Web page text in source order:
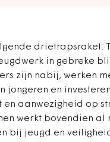
drietrapsraket.
in gebreke
zijn nabij, werken
jongeren en
en aanwezigheid op
werkt bovendien al
bij jeugd en